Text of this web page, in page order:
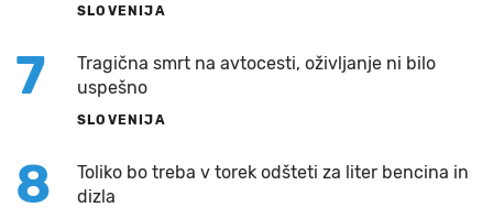
SLOVENIJA
7
Tragična smrt na avtocesti, oživljanje ni bilo
uspešno
SLOVENIJA
8
Toliko bo treba v torek odšteti za liter bencina in
dizla